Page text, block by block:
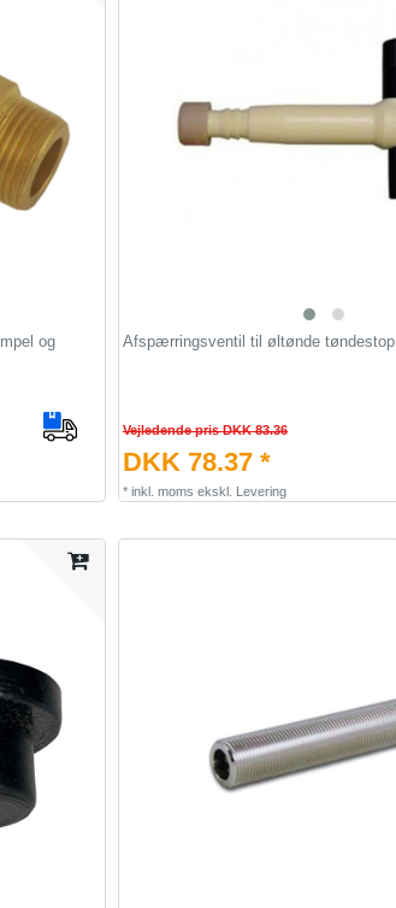
og
Afspærringsventil til øltønde tøndestop
Vejledende pris DKK 83.36
DKK 78.37 *
* inkl. moms ekskl. Levering